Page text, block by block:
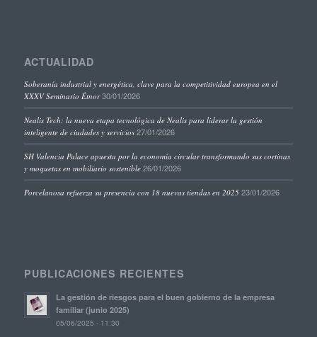
ACTUALIDAD
Soberanía industrial y energética, clave para la competitividad europea en el
XXXV Seminario Étnor 30/01/2026
Nealis Tech: la nueva etapa tecnológica de Nealis para liderar la gestión
inteligente de ciudades y servicios 27/01/2026
SH Valencia Palace apuesta por la economía circular transformando sus cortinas
y moquetas en mobiliario sostenible 26/01/2026
Porcelanosa refuerza su presencia con 18 nuevas tiendas en 2025 23/01/2026
PUBLICACIONES RECIENTES
La gestión de riesgos para el buen gobierno de la empresa
familiar (junio 2025)
05/06/2025 - 11:30